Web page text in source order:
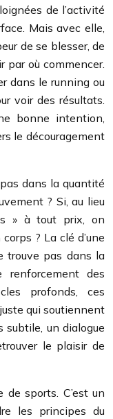
de l’activité
Mais avec elle,
de se blesser, de
par où commencer.
dans le running ou
voir des résultats.
bonne intention,
le découragement
dans la quantité
? Si, au lieu
» à tout prix, on
? La clé d’une
trouve pas dans la
renforcement des
profonds, ces
qui soutiennent
subtile, un dialogue
le plaisir de
sports. C’est un
les principes du